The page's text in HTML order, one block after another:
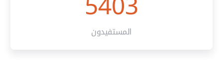
المستفيدون